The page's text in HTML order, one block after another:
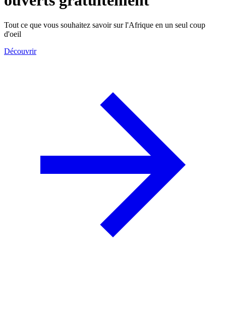
Tout ce que vous souhaitez savoir sur l'Afrique en un seul coup
d'oeil
Découvrir